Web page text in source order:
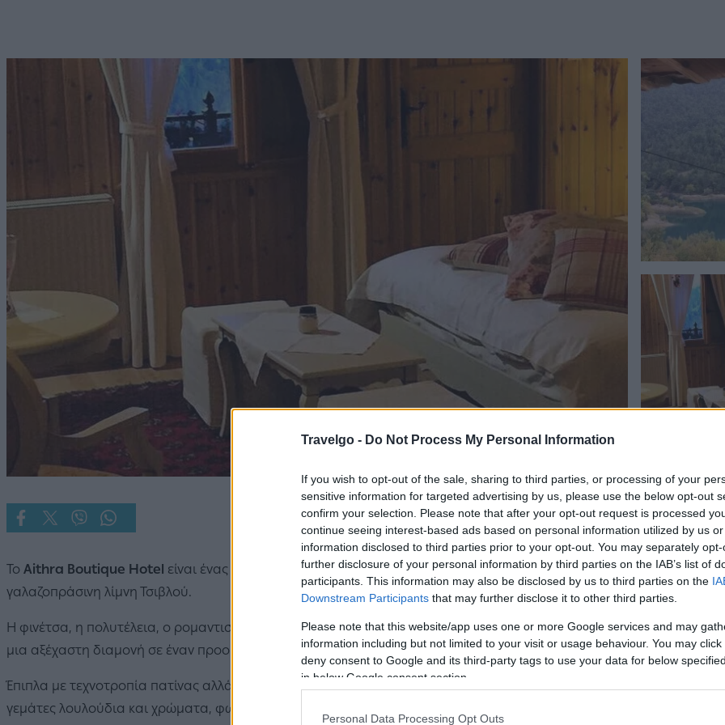
Travelgo - Do Not Process My Personal Information
If you wish to opt-out of the sale, sharing to third parties, or processing of your
sensitive information for targeted advertising by us, please use the below opt-out
confirm your selection. Please note that after your opt-out request is processed
continue seeing interest-based ads based on personal information utilized by us
information disclosed to third parties prior to your opt-out. You may separately
further disclosure of your personal information by third parties on the IAB’s list of
participants. This information may also be disclosed by us to third parties on the
Downstream Participants that may further disclose it to other third parties.
Please note that this website/app uses one or more Google services and may
information including but not limited to your visit or usage behaviour. You may
deny consent to Google and its third-party tags to use your data for below
in below Google consent section.
Personal Data Processing Opt Outs
Το Aithra Boutique Hotel είναι ένας φιλόξενος ξενώνας φτιαγμένος από ξύλο και πέτρα, με θέα τη
γαλαζοπράσινη λίμνη Τσιβλού.
Η φινέτσα, η πολυτέλεια, ο ρομαντισμός και η αφοπλιστική θεά στη λίμνη δημιουργούν το ιδανικό σκηνικό για
μια αξέχαστη διαμονή σε έναν προορισμό που είναι μαγικός τόσο το χειμώνα όσο και το καλοκαίρι.
Έπιπλα με τεχνοτροπία πατίνας αλλά και χειροποίητα βαθυκόκκινα χαλιά (μπουχάρα), ρομαντικές μαξιλάρες
γεμάτες λουλούδια και χρώματα, φωτεινές κουρτίνες και όμορφα φωτιστικά κοσμούν το εσωτερικό του ξενώνα.